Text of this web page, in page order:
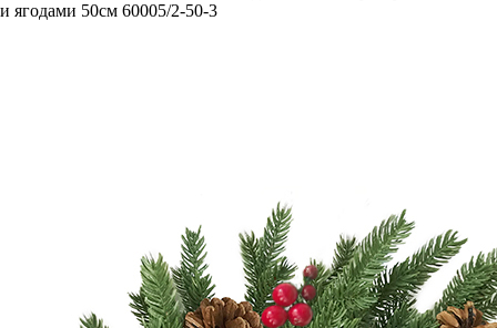
и ягодами 50см 60005/2-50-3